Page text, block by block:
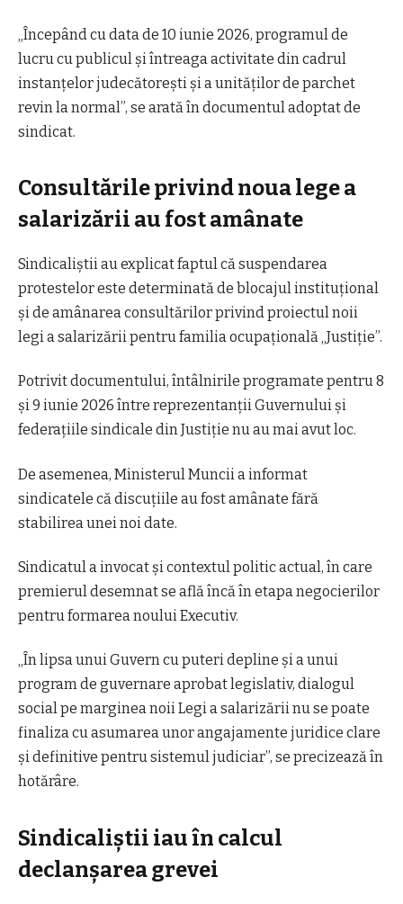
„Începând cu data de 10 iunie 2026, programul de
lucru cu publicul și întreaga activitate din cadrul
instanțelor judecătorești și a unităților de parchet
revin la normal”, se arată în documentul adoptat de
sindicat.
Consultările privind noua lege a
salarizării au fost amânate
Sindicaliștii au explicat faptul că suspendarea
protestelor este determinată de blocajul instituțional
și de amânarea consultărilor privind proiectul noii
legi a salarizării pentru familia ocupațională „Justiție”.
Potrivit documentului, întâlnirile programate pentru 8
și 9 iunie 2026 între reprezentanții Guvernului și
federațiile sindicale din Justiție nu au mai avut loc.
De asemenea, Ministerul Muncii a informat
sindicatele că discuțiile au fost amânate fără
stabilirea unei noi date.
Sindicatul a invocat și contextul politic actual, în care
premierul desemnat se află încă în etapa negocierilor
pentru formarea noului Executiv.
„În lipsa unui Guvern cu puteri depline și a unui
program de guvernare aprobat legislativ, dialogul
social pe marginea noii Legi a salarizării nu se poate
finaliza cu asumarea unor angajamente juridice clare
și definitive pentru sistemul judiciar”, se precizează în
hotărâre.
Sindicaliștii iau în calcul
declanșarea grevei